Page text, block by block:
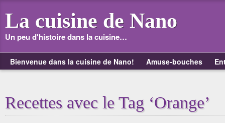
La cuisine de Nano
Un peu d'histoire dans la cuisine…
Bienvenue dans la cuisine de Nano! Amuse-bouches
Recettes avec le Tag ‘Orange’